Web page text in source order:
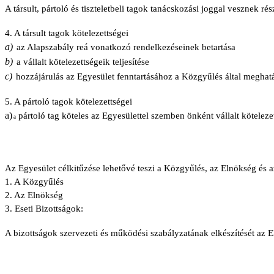
A társult, pártoló és tiszteletbeli tagok tanácskozási joggal vesznek
4. A társult tagok kötelezettségei
a) az Alapszabály reá vonatkozó rendelkezéseinek betartása
b) a vállalt kötelezettségeik teljesítése
c) hozzájárulás az Egyesület fenntartásához a Közgyűlés által
5. A pártoló tagok kötelezettségei
a) a pártoló tag köteles az Egyesülettel szemben önként vállalt
Az Egyesület célkitűzése lehetővé teszi a Közgyűlés, az Elnökség és
1. A Közgyűlés
2. Az Elnökség
3. Eseti Bizottságok:
A bizottságok szervezeti és működési szabályzatának elkészítését